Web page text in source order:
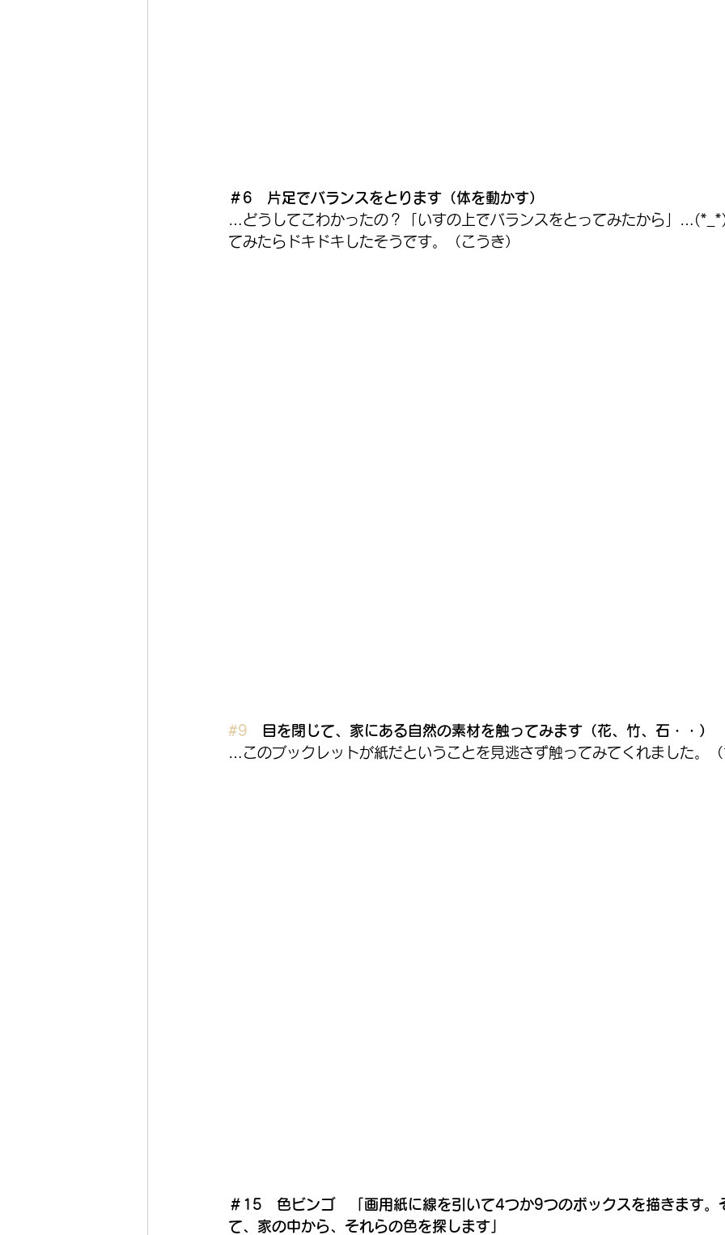
＃6　片足でバランスをとります（体を動かす）
…どうしてこわかったの？「いすの上でバランスをとってみたから」
てみたらドキドキしたそうです。（こうき）
#9 目を閉じて、家にある自然の素材を触ってみます（花、竹、石・・）
…このブックレットが紙だということを見逃さず触ってみてくれました。
＃15　色ビンゴ　「画用紙に線を引いて4つか9つのボックスを描きます。
て、家の中から、それらの色を探します」